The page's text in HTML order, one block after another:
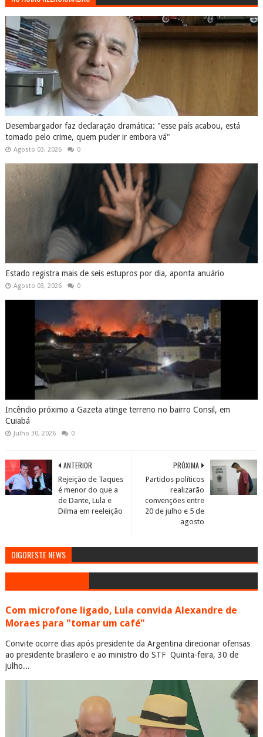
Desembargador faz declaração dramática: "esse país acabou, está
tomado pelo crime, quem puder ir embora vá"
Agosto 03, 2026 0
Estado registra mais de seis estupros por dia, aponta anuário
Agosto 03, 2026 0
Incêndio próximo a Gazeta atinge terreno no bairro Consil, em
Cuiabá
Julho 30, 2026 0
PRÓXIMA
Partidos políticos
realizarão
convenções entre
20 de julho e 5 de
agosto
ANTERIOR
Rejeição de Taques
é menor do que a
de Dante, Lula e
Dilma em reeleição
DIGORESTE NEWS
Com microfone ligado, Lula convida Alexandre de
Moraes para "tomar um café"
Convite ocorre dias após presidente da Argentina direcionar ofensas
ao presidente brasileiro e ao ministro do STF Quinta-feira, 30 de
julho...